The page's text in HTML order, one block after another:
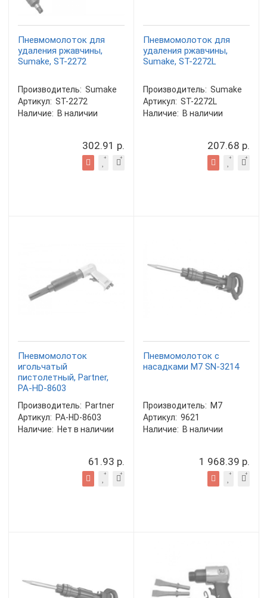
Пневмомолоток для
удаления ржавчины,
Sumake, ST-2272
Производитель: Sumake
Артикул: ST-2272
Наличие: В наличии
302.91 р.
Пневмомолоток для
удаления ржавчины,
Sumake, ST-2272L
Производитель: Sumake
Артикул: ST-2272L
Наличие: В наличии
207.68 р.
Пневмомолоток
игольчатый
пистолетный, Partner,
PA-HD-8603
Производитель: Partner
Артикул: PA-HD-8603
Наличие: Нет в наличии
61.93 р.
Пневмомолоток с
насадками M7 SN-3214
Производитель: M7
Артикул: 9621
Наличие: В наличии
1 968.39 р.